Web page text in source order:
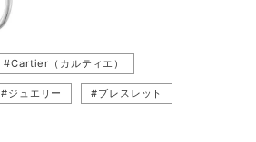
#Cartier（カルティエ）
#ジュエリー #ブレスレット